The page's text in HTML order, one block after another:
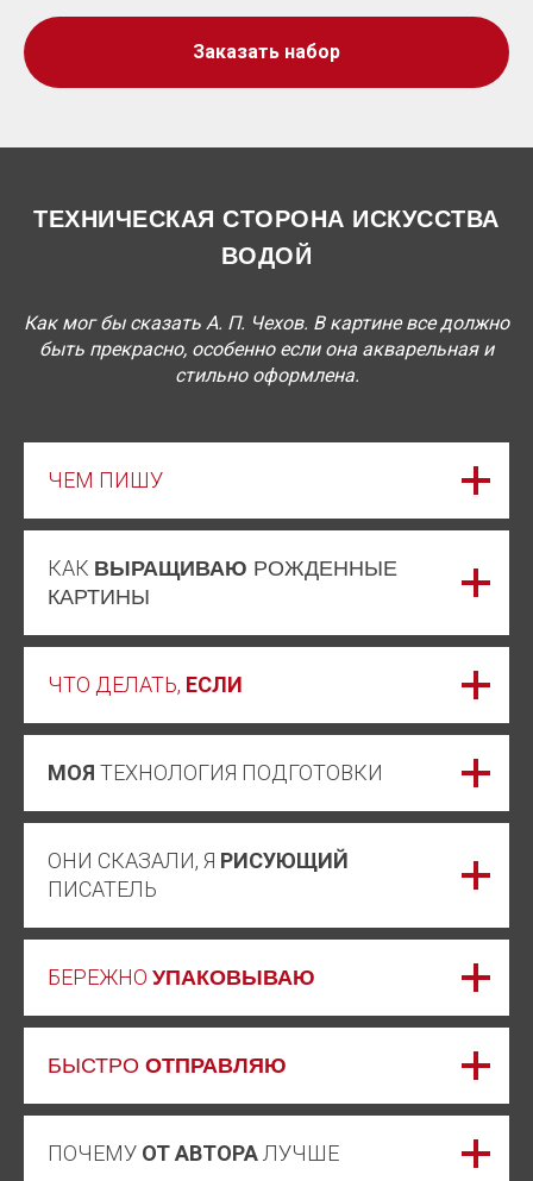
Заказать набор
ТЕХНИЧЕСКАЯ СТОРОНА ИСКУССТВА
ВОДОЙ
Как мог бы сказать А. П. Чехов. В картине все должно
быть прекрасно, особенно если она акварельная и
стильно оформлена.
ЧЕМ ПИШУ
КАК ВЫРАЩИВАЮ РОЖДЕННЫЕ
КАРТИНЫ
ЧТО ДЕЛАТЬ, ЕСЛИ
МОЯ ТЕХНОЛОГИЯ ПОДГОТОВКИ
ОНИ СКАЗАЛИ, Я РИСУЮЩИЙ
ПИСАТЕЛЬ
БЕРЕЖНО УПАКОВЫВАЮ
БЫСТРО ОТПРАВЛЯЮ
ПОЧЕМУ ОТ АВТОРА ЛУЧШЕ